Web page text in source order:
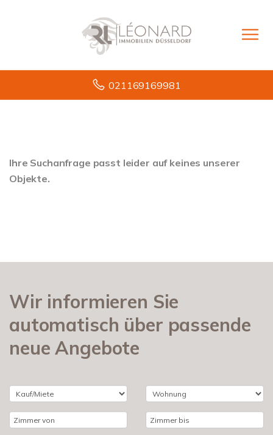
021169169981
Ihre Suchanfrage passt leider auf keines unserer
Objekte.
Wir informieren Sie
automatisch über passende
neue Angebote